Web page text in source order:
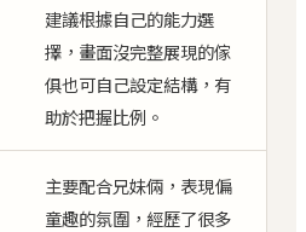
建議根據自己的能力選
擇，畫面沒完整展現的傢
俱也可自己設定結構，有
助於把握比例。
主要配合兄妹倆，表現偏
童趣的氛圍，經歷了很多